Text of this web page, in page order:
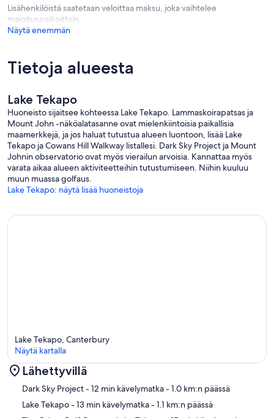
Lisähenkilöistä saatetaan veloittaa maksu, joka vaihtelee
majoituspaikoittain
Näytä enemmän
Tietoja alueesta
Lake Tekapo
Huoneisto sijaitsee kohteessa Lake Tekapo. Lammaskoirapatsas ja
Mount John -näköalatasanne ovat mielenkiintoisia paikallisia
maamerkkejä, ja jos haluat tutustua alueen luontoon, lisää Lake
Tekapo ja Cowans Hill Walkway listallesi. Dark Sky Project ja Mount
Johnin observatorio ovat myös vierailun arvoisia. Kannattaa myös
varata aikaa alueen aktiviteetteihin tutustumiseen. Niihin kuuluu
muun muassa golfaus.
Lake Tekapo: näytä lisää huoneistoja
Kartta
Lake Tekapo, Canterbury
Näytä kartalla
Lähettyvillä
Dark Sky Project- 12 min kävelymatka- 1.0 km:n päässä
Lake Tekapo- 13 min kävelymatka- 1.1 km:n päässä